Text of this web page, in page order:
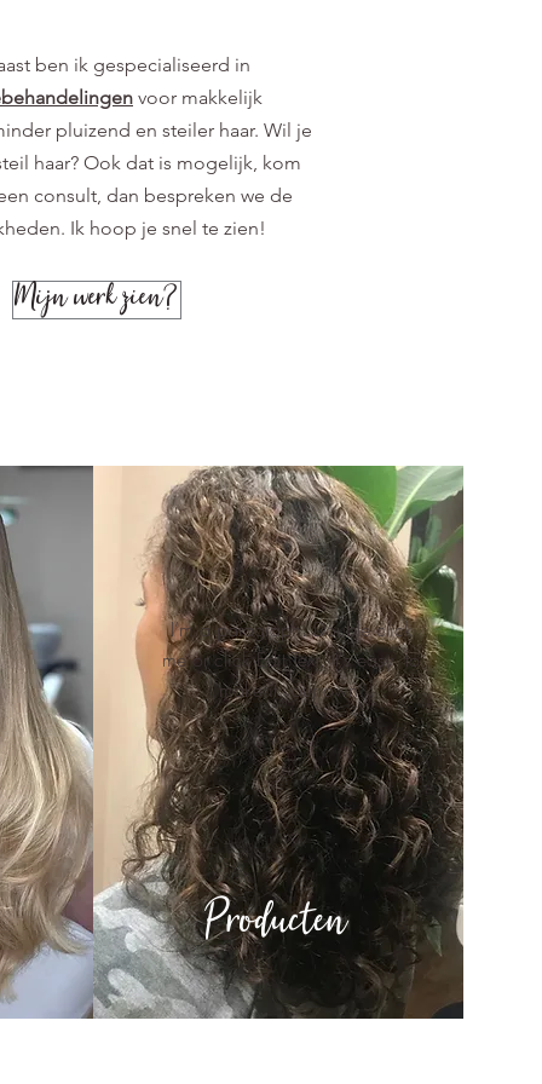
ben ik gespecialiseerd in
voor makkelijk
pluizend en steiler haar. Wil je
haar? Ook dat is mogelijk, kom
consult, dan bespreken we de
Ik hoop je snel te zien!
Mijn werk zien?
I’m a paragraph. Double click
me or click Edit Text. It's easy to
make it your own.
Producten